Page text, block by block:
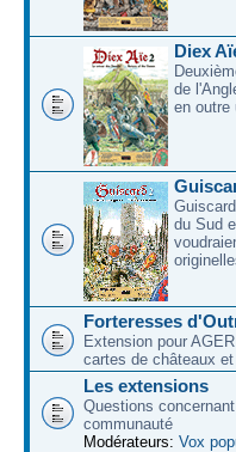
Diex
de
en outre
du Sud
Forteresses
Extension pour
cartes de châteaux
Les extensions
Questions
communauté
Modérateurs: Vox